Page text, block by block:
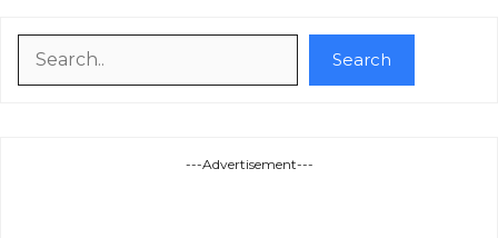
Search
---Advertisement---